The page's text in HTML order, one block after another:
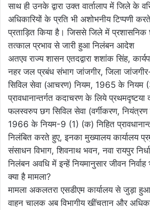
साथ ही उनके द्वारा उक्त वार्तालाप में जिले के
अधिकारियों के प्रति भी अशोभनीय टिप्पणी
प्रताड़ित किया है। जिससे जिले में प्रशासनिक
तत्काल प्रभाव से जारी हुआ निलंबन आदेश
अतएव राज्य शासन एतदद्वारा शशांक सिंह,
नहर जल प्रबंध संभाग जांजगीर, जिला
सिविल सेवा (आचरण) नियम, 1965 के नियम
प्रावधानान्तर्गत कदाचरण के लिये प्रथमदृष्टया
फलस्वरुप छग सिविल सेवा (वर्गीकरण,
1966 के नियम-9 (1) (क) निहित
निलंबित करते हुए, इनका मुख्यालय कार्यालय
संसाधन विभाग, शिवनाथ भवन, नवा रायपुर
निलंबन अवधि में इन्हें नियमानुसार जीवन निर्वाह
क्या है मामला?
मामला अकलतरा एसडीएम कार्यालय से जुड़ा
वाहन चालक अब विभागीय खींचतान और